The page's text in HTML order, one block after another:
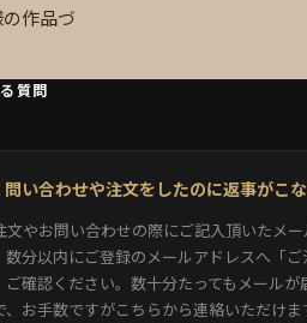
作品づ
質問
問い合わせや注文をしたのに返事がこ
文やお問い合わせの際にご記入頂いたメ
数分以内にご登録のメールアドレスへ「
ご確認ください。数十分たってもメール
、お手数ですがこちらから連絡いただけま